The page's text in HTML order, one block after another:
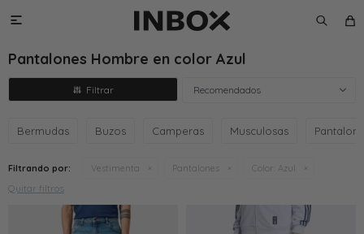

Pantalones Hombre en color Azul
Recomendados
Bermudas Buzos Camperas Musculosas
Filtrando por: Vestimenta Pantalones Color: Azul
Quitar filtros